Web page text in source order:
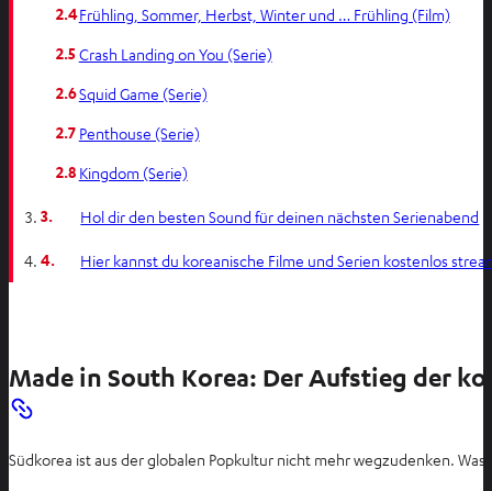
2.4Frühling, Sommer, Herbst, Winter und … Frühling (Film)
2.5 Crash Landing on You (Serie)
2.6Squid Game (Serie)
2.7 Penthouse (Serie)
2.8 Kingdom (Serie)
3. Hol dir den besten Sound für deinen nächsten Serienabend
4. Hier kannst du koreanische Filme und Serien kostenlos
Made in South Korea: Der Aufstieg der
Südkorea ist aus der globalen Popkultur nicht mehr wegzudenken.